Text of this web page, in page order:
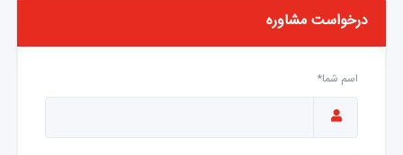
درخواست مشاوره
اسم شما*